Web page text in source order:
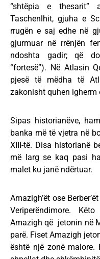
“shtëpia e thesarit”
Taschenlhit, gjuha e
rrugën e saj edhe në
gjurmuar në rrënjën
ndoshta gadir; që
“fortesë”). Në Atlasin
pjesë të mëdha të
zakonisht quhen igherm
Sipas historianëve,
banka më të vjetra në
XIII-të. Disa historianë
më larg se kaq pasi
malet ku janë ndërtuar.
Amazigh’ët ose
Veriperëndimore.
Amazigh që jetonin në
parë. Fiset Amazigh
është një zonë malore.